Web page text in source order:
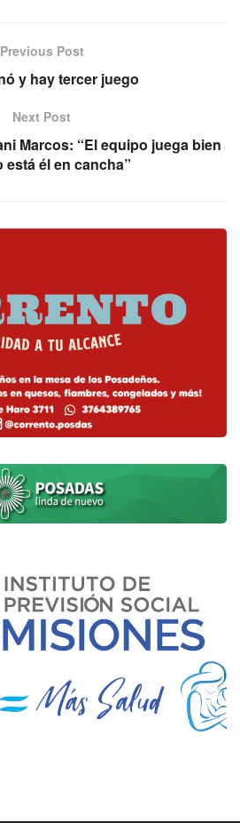
Previous Post
y hay tercer juego
Next Post
Marcos: “El equipo juega bien
está él en cancha”